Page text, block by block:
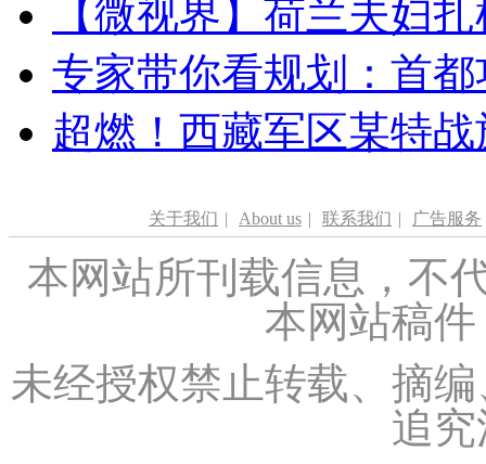
【微视界】荷兰夫妇
专家带你看规划：首
超燃！西藏军区某特
关于我们 | About us | 联系我们 | 广告服务
本网站所刊载信息，不
本网站稿
未经授权禁止转载、摘
追